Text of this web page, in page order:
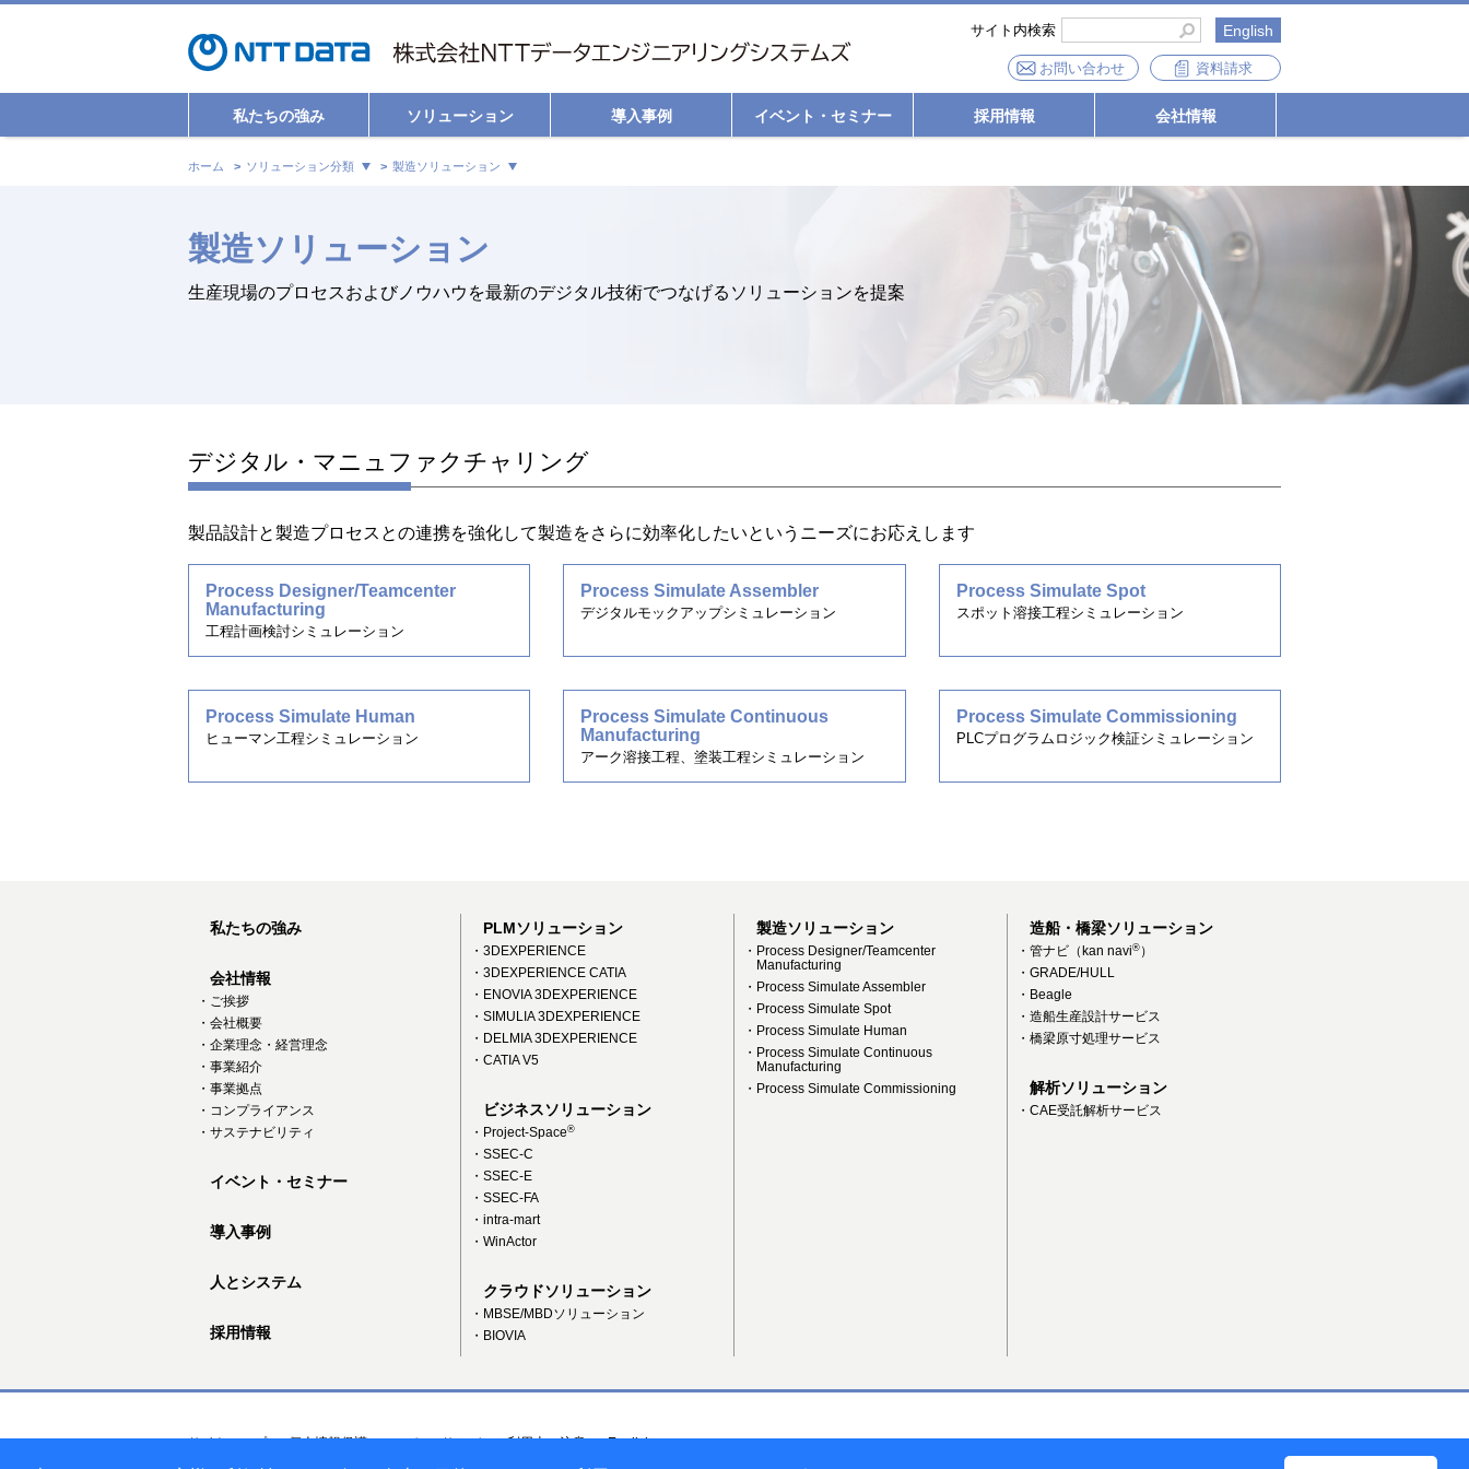
サイト内検索 English
お問い合わせ 資料請求
私たちの強み ソリューション 導入事例 イベント・セミナー 採用情報 会社情報
ホーム ソリューション分類 製造ソリューション
製造ソリューション
生産現場のプロセスおよびノウハウを最新のデジタル技術でつなげるソリューションを提案
デジタル・マニュファクチャリング
製品設計と製造プロセスとの連携を強化して製造をさらに効率化したいというニーズにお応えします
Process Designer/Teamcenter
Manufacturing
工程計画検討シミュレーション
Process Simulate Assembler
デジタルモックアップシミュレーション
Process Simulate Spot
スポット溶接工程シミュレーション
Process Simulate Human
ヒューマン工程シミュレーション
Process Simulate Continuous
Manufacturing
アーク溶接工程、塗装工程シミュレーション
Process Simulate Commissioning
PLCプログラムロジック検証シミュレーション
私たちの強み
会社情報
・ご挨拶
・会社概要
・企業理念・経営理念
・事業紹介
・事業拠点
・コンプライアンス
・サステナビリティ
イベント・セミナー
導入事例
人とシステム
採用情報
PLMソリューション
・3DEXPERIENCE
・3DEXPERIENCE CATIA
・ENOVIA 3DEXPERIENCE
・SIMULIA 3DEXPERIENCE
・DELMIA 3DEXPERIENCE
・CATIA V5
ビジネスソリューション
・Project-Space®
・SSEC-C
・SSEC-E
・SSEC-FA
・intra-mart
・WinActor
クラウドソリューション
・MBSE/MBDソリューション
・BIOVIA
製造ソリューション
・Process Designer/Teamcenter
Manufacturing
・Process Simulate Assembler
・Process Simulate Spot
・Process Simulate Human
・Process Simulate Continuous
Manufacturing
・Process Simulate Commissioning
造船・橋梁ソリューション
・管ナビ（kan navi® ）
・GRADE/HULL
・Beagle
・造船生産設計サービス
・橋梁原寸処理サービス
解析ソリューション
・CAE受託解析サービス
サイトマップ 個人情報保護について サーバーご利用上の注意 English